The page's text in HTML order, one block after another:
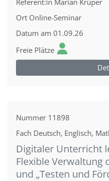
Referent:in Marian Krüper
Ort Online-Seminar
Datum am 01.09.26
Freie Plätze
Nummer 11898
Fach Deutsch, Englisch,
Digitaler Unterricht
Flexible Verwaltung
und „Testen und